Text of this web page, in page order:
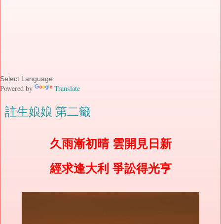
Powered by Translate
註生娘娘 第二籤
久雨漸初晴 雲開見日新
經求逢大利 爭訟得光亨